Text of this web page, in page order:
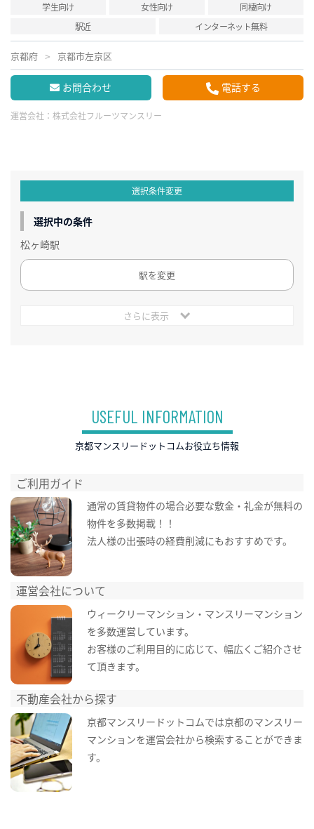
学生向け 女性向け
同棲向け
駅近
インターネット無料
京都府 京都市左京区
お問合わせ 電話する
運営会社： 株式会社フルーツマンスリー
選択条件変更
選択中の条件
松ヶ崎駅
駅を変更
さらに表示
USEFUL INFORMATION
京都マンスリードットコムお役立ち情報
ご利用ガイド
通常の賃貸物件の場合必要な敷金・礼金が無料の
物件を多数掲載！！
法人様の出張時の経費削減にもおすすめです。
運営会社について
ウィークリーマンション・マンスリーマンション
を多数運営しています。
お客様のご利用目的に応じて、幅広くご紹介させ
て頂きます。
不動産会社から探す
京都マンスリードットコムでは京都のマンスリー
マンションを運営会社から検索することができま
す。